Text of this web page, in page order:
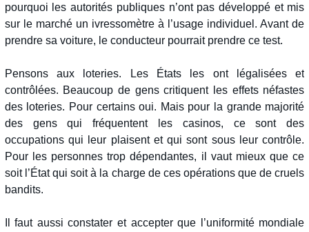
pourquoi les autorités publiques n’ont pas développé et mis
sur le marché un ivressomètre à l’usage individuel. Avant de
prendre sa voiture, le conducteur pourrait prendre ce test.
Pensons aux loteries. Les États les ont légalisées et
contrôlées. Beaucoup de gens critiquent les effets néfastes
des loteries. Pour certains oui. Mais pour la grande majorité
des gens qui fréquentent les casinos, ce sont des
occupations qui leur plaisent et qui sont sous leur contrôle.
Pour les personnes trop dépendantes, il vaut mieux que ce
soit l’État qui soit à la charge de ces opérations que de cruels
bandits.
Il faut aussi constater et accepter que l’uniformité mondiale